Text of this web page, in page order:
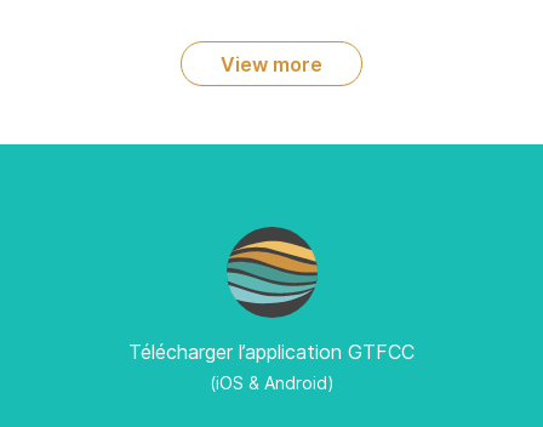
View more
Télécharger l’application GTFCC
(iOS & Android)